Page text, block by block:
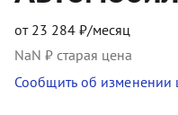
от 23 284 ₽/месяц
NaN ₽ старая цена
Сообщить об изменении